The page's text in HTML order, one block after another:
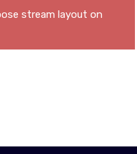
stream layout on